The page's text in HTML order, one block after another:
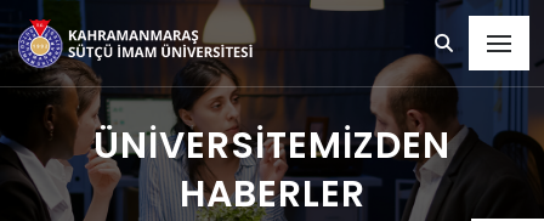
ÜNİVERSİTEMİZDEN
HABERLER